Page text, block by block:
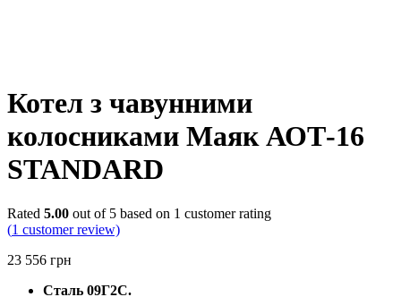
Котел з чавунними
колосниками Маяк АОТ-16
STANDARD
Rated 5.00 out of 5 based on 1 customer rating
(1 customer review)
23 556 грн
Сталь 09Г2С.